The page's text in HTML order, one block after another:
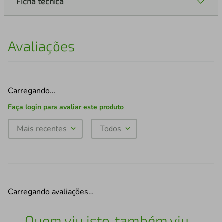
Avaliações
Carregando…
Faça login para avaliar este produto
Mais recentes Todos
Carregando avaliações…